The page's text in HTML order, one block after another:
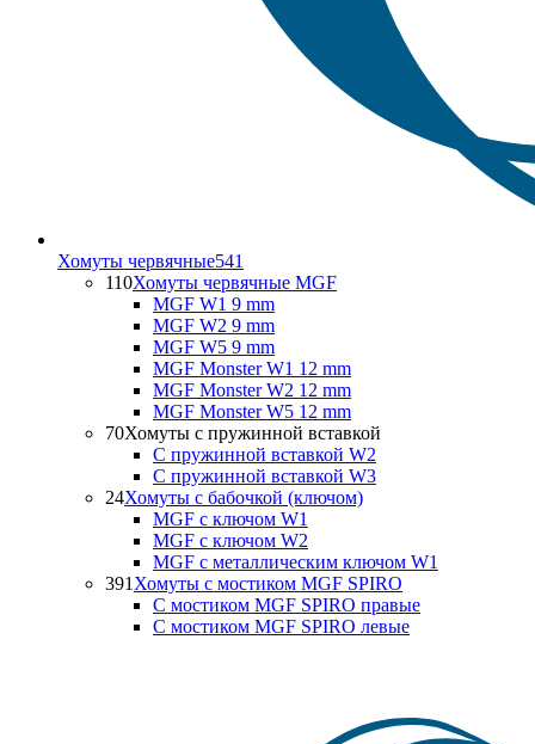
Хомуты червячные541
110Хомуты червячные MGF
MGF W1 9 mm
MGF W2 9 mm
MGF W5 9 mm
MGF Monster W1 12 mm
MGF Monster W2 12 mm
MGF Monster W5 12 mm
70Хомуты с пружинной вставкой
С пружинной вставкой W2
С пружинной вставкой W3
24Хомуты с бабочкой (ключом)
MGF с ключом W1
MGF с ключом W2
MGF с металлическим ключом W1
391 Хомуты с мостиком MGF SPIRO
С мостиком MGF SPIRO правые
С мостиком MGF SPIRO левые